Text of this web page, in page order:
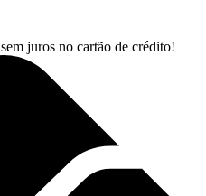
sem juros no cartão de crédito!